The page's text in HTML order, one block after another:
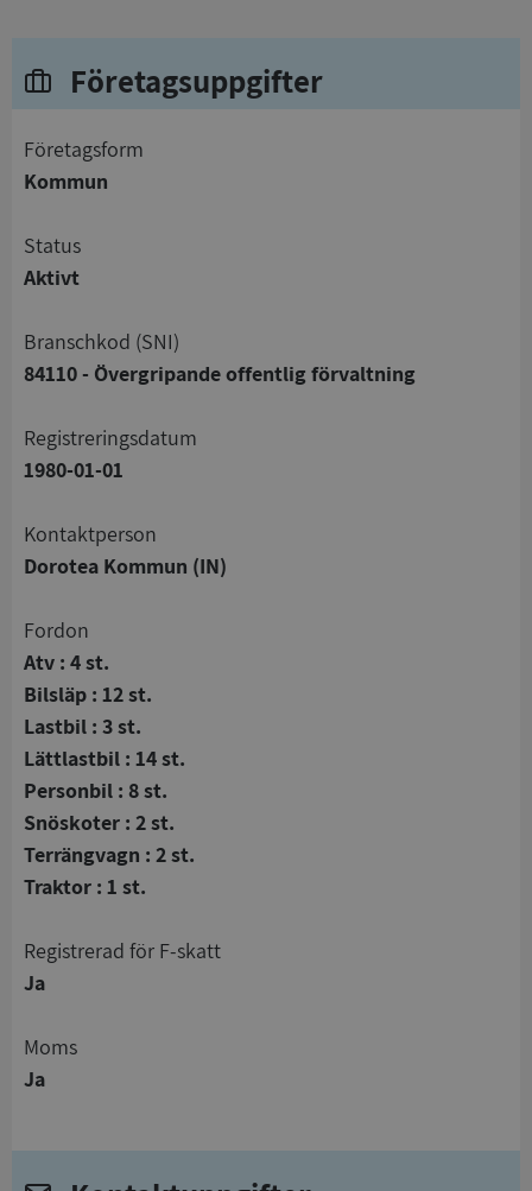
Företagsuppgifter
företagsform
Kommun
status
Aktivt
branschkod (SNI)
84110 - Övergripande offentlig förvaltning
registreringsdatum
1980-01-01
Kontaktperson
Dorotea Kommun (IN)
Fordon
Atv : 4 st.
Bilsläp : 12 st.
Lastbil : 3 st.
Lättlastbil : 14 st.
Personbil : 8 st.
Snöskoter : 2 st.
Terrängvagn : 2 st.
Traktor : 1 st.
registrerad för F-skatt
Ja
Moms
Ja